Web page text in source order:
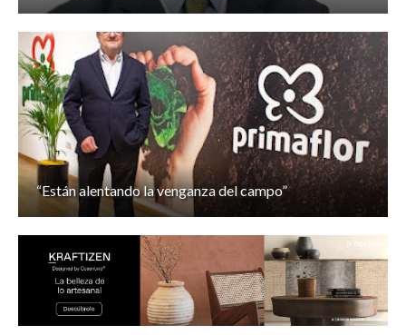
“Están alentando la venganza del campo”